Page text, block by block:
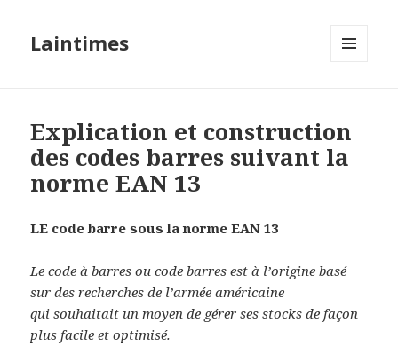
Laintimes
Explication et construction
des codes barres suivant la
norme EAN 13
LE code barre sous la norme EAN 13
Le code à barres ou code barres est à l’origine basé
sur des recherches de l’armée américaine
qui souhaitait un moyen de gérer ses stocks de façon
plus facile et optimisé.